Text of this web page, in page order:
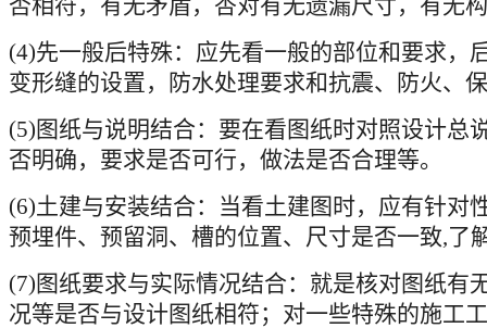
否相符，有无矛盾，杏对有无遗漏尺寸，有无
(4)先一般后特殊：应先看一般的部位和要求，
变形缝的设置，防水处理要求和抗震、防火、
(5)图纸与说明结合：要在看图纸时对照设计总
否明确，要求是否可行，做法是否合理等。
(6)土建与安装结合：当看土建图时，应有针对
预埋件、预留洞、槽的位置、尺寸是否一致,了
(7)图纸要求与实际情况结合：就是核对图纸有
况等是否与设计图纸相符；对一些特殊的施工